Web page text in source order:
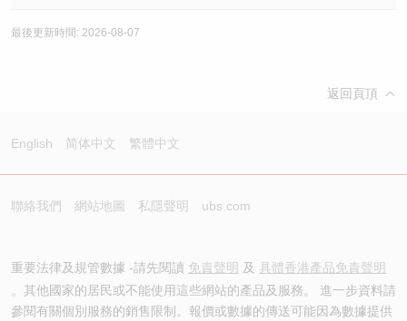
最後更新時間: 2026-08-07
返回頁頂
English 简体中文 繁體中文
聯絡我們 網站地圖 私隱聲明 ubs.com
重要法律及規管數據 -請先閱讀 免責聲明 及 具體香港產品免責聲明
。其他國家的居民或不能使用這些網站的產品及服務。 進一步資料請
參閱有關個別服務的銷售限制。報價或數據的傳送可能因為數據提供